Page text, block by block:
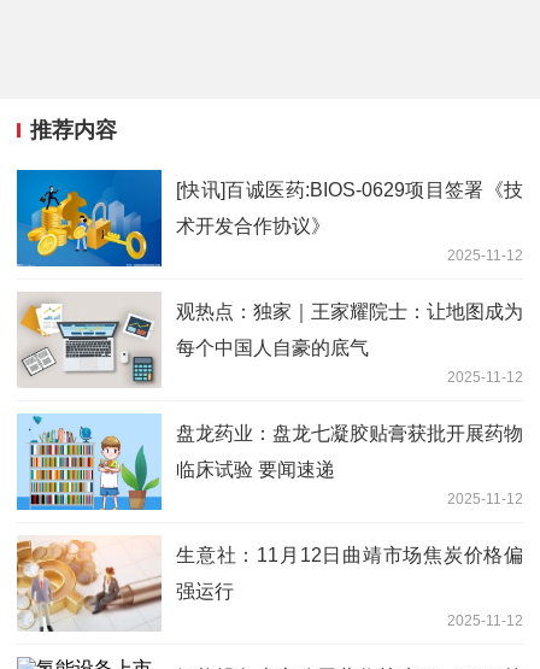
推荐内容
[快讯]百诚医药:BIOS-0629项目签署《技
术开发合作协议》
2025-11-12
观热点：独家｜王家耀院士：让地图成为
每个中国人自豪的底气
2025-11-12
盘龙药业：盘龙七凝胶贴膏获批开展药物
临床试验 要闻速递
2025-11-12
生意社：11月12日曲靖市场焦炭价格偏
强运行
2025-11-12